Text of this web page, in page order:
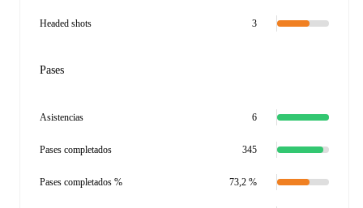
Headed shots 3
Pases
Asistencias 6
Pases completados 345
Pases completados % 73,2 %